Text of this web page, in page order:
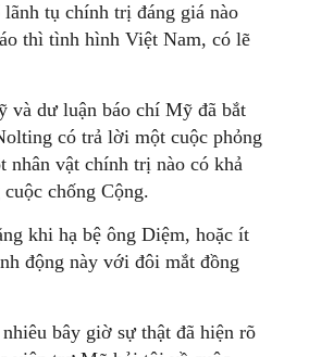
tụ chính trị đáng giá nào
thì tình hình Việt Nam, có lẽ
và dư luận báo chí Mỹ đã bắt
có trả lời một cuộc phỏng
nhân vật chính trị nào có khả
chống Cộng.
khi hạ bệ ông Diệm, hoặc ít
động này với đôi mắt đồng
bây giờ sự thật đã hiện rõ